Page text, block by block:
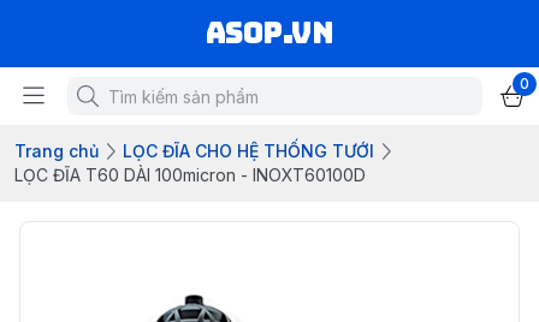
asop.vn
0
Trang chủ
LỌC ĐĨA CHO HỆ THỐNG TƯỚI
LỌC ĐĨA T60 DÀI 100micron - INOXT60100D